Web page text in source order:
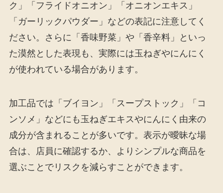
ク」「フライドオニオン」「オニオンエキス」
「ガーリックパウダー」などの表記に注意してく
ださい。さらに「香味野菜」や「香辛料」といっ
た漠然とした表現も、実際には玉ねぎやにんにく
が使われている場合があります。
加工品では「ブイヨン」「スープストック」「コ
ンソメ」などにも玉ねぎエキスやにんにく由来の
成分が含まれることが多いです。表示が曖昧な場
合は、店員に確認するか、よりシンプルな商品を
選ぶことでリスクを減らすことができます。